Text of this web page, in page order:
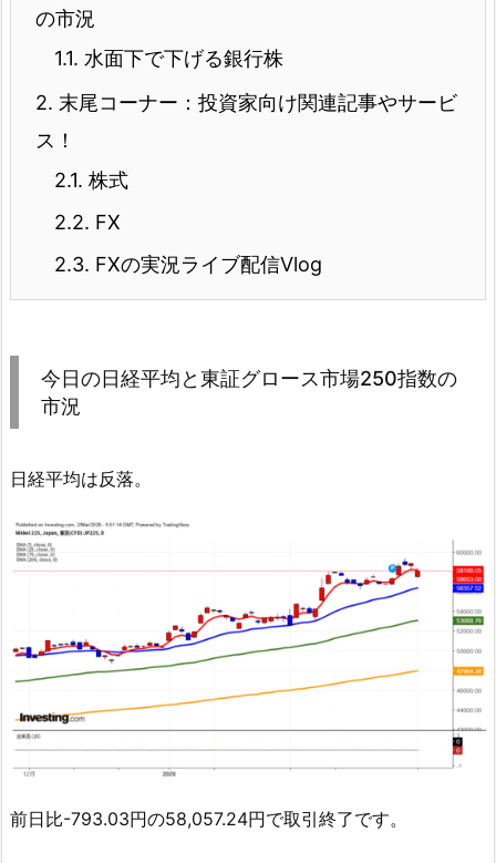
の市況
1.1. 水面下で下げる銀行株
2. 末尾コーナー：投資家向け関連記事やサービ
ス！
2.1. 株式
2.2. FX
2.3. FXの実況ライブ配信Vlog
今日の日経平均と東証グロース市場250指数の
市況
日経平均は反落。
前日比-793.03円の58,057.24円で取引終了です。